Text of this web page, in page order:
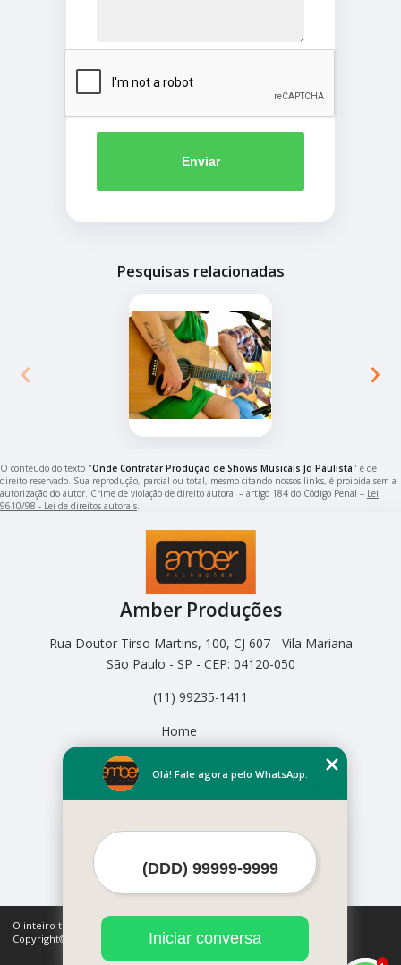
Enviar
Pesquisas relacionadas
‹ ›
O conteúdo do texto "Onde Contratar Produção de Shows Musicais Jd Paulista" é de
direito reservado. Sua reprodução, parcial ou total, mesmo citando nossos links, é proibida sem a
autorização do autor. Crime de violação de direito autoral – artigo 184 do Código Penal – Lei
9610/98 - Lei de direitos autorais.
Amber Produções
Rua Doutor Tirso Martins, 100, CJ 607 - Vila Mariana
São Paulo - SP - CEP: 04120-050
(11) 99235-1411
Home
Empresa
Missão
Mapa do site
O inteiro teor deste site está sujeito à proteção de direitos autorais.
Copyright© Amber Produções (Lei 9610 de 19/02/1998)
Olá! Fale agora pelo WhatsApp.
Iniciar conversa